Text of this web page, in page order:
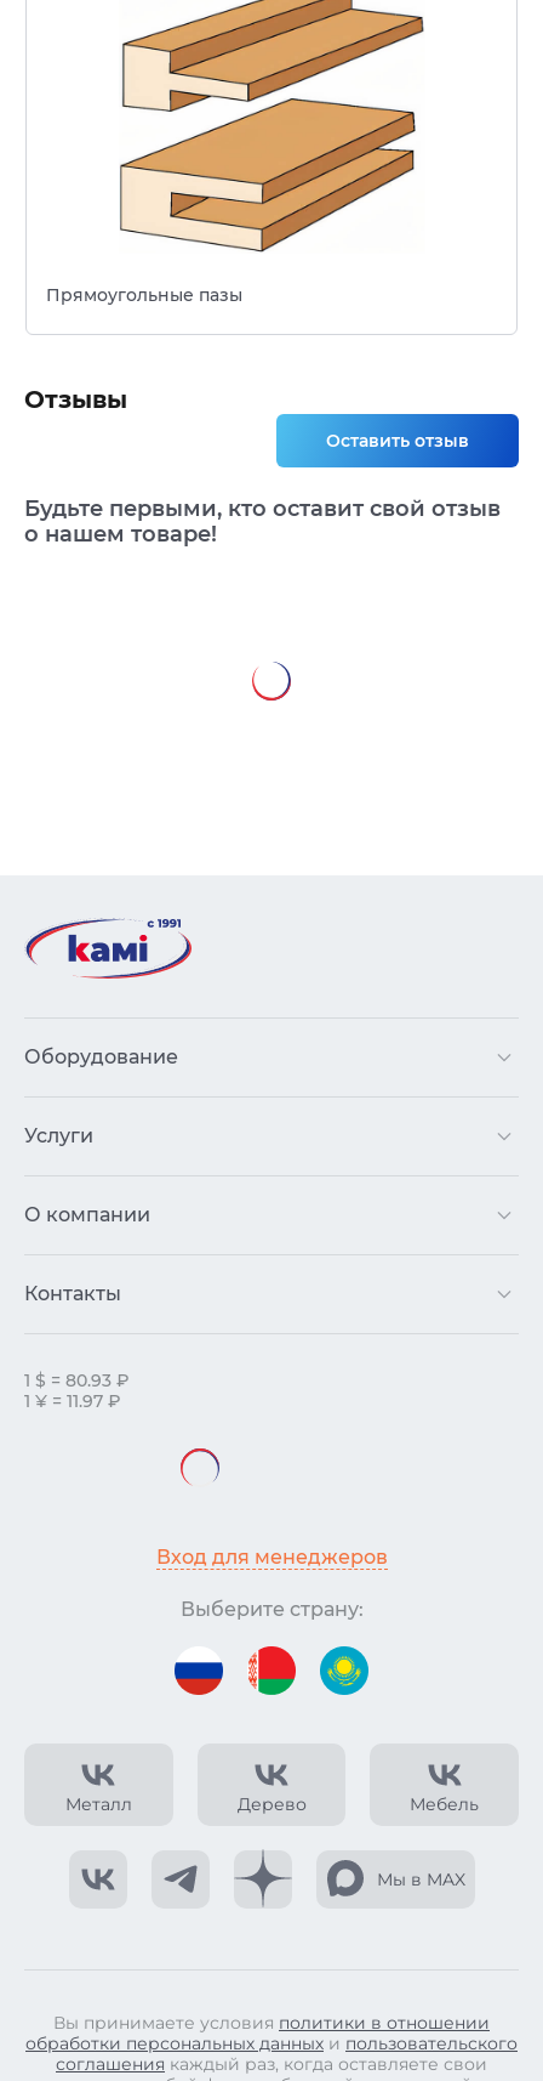
Прямоугольные пазы
Отзывы
Оставить отзыв
Будьте первыми, кто оставит свой отзыв
о нашем товаре!
Металл Дерево Мебель
Мы в MAX
Оборудование
Услуги
О компании
Контакты
1 $ = 80.93 ₽
1 ¥ = 11.97 ₽
Вход для менеджеров
Выберите страну:
Вы принимаете условия политики в отношении
обработки персональных данных и пользовательского
соглашения каждый раз, когда оставляете свои